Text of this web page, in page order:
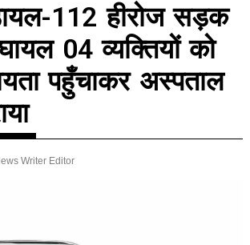
112 हीरोज सड़क
04 व्यक्तियों को
पहुँचाकर अस्पताल
Writer Editor